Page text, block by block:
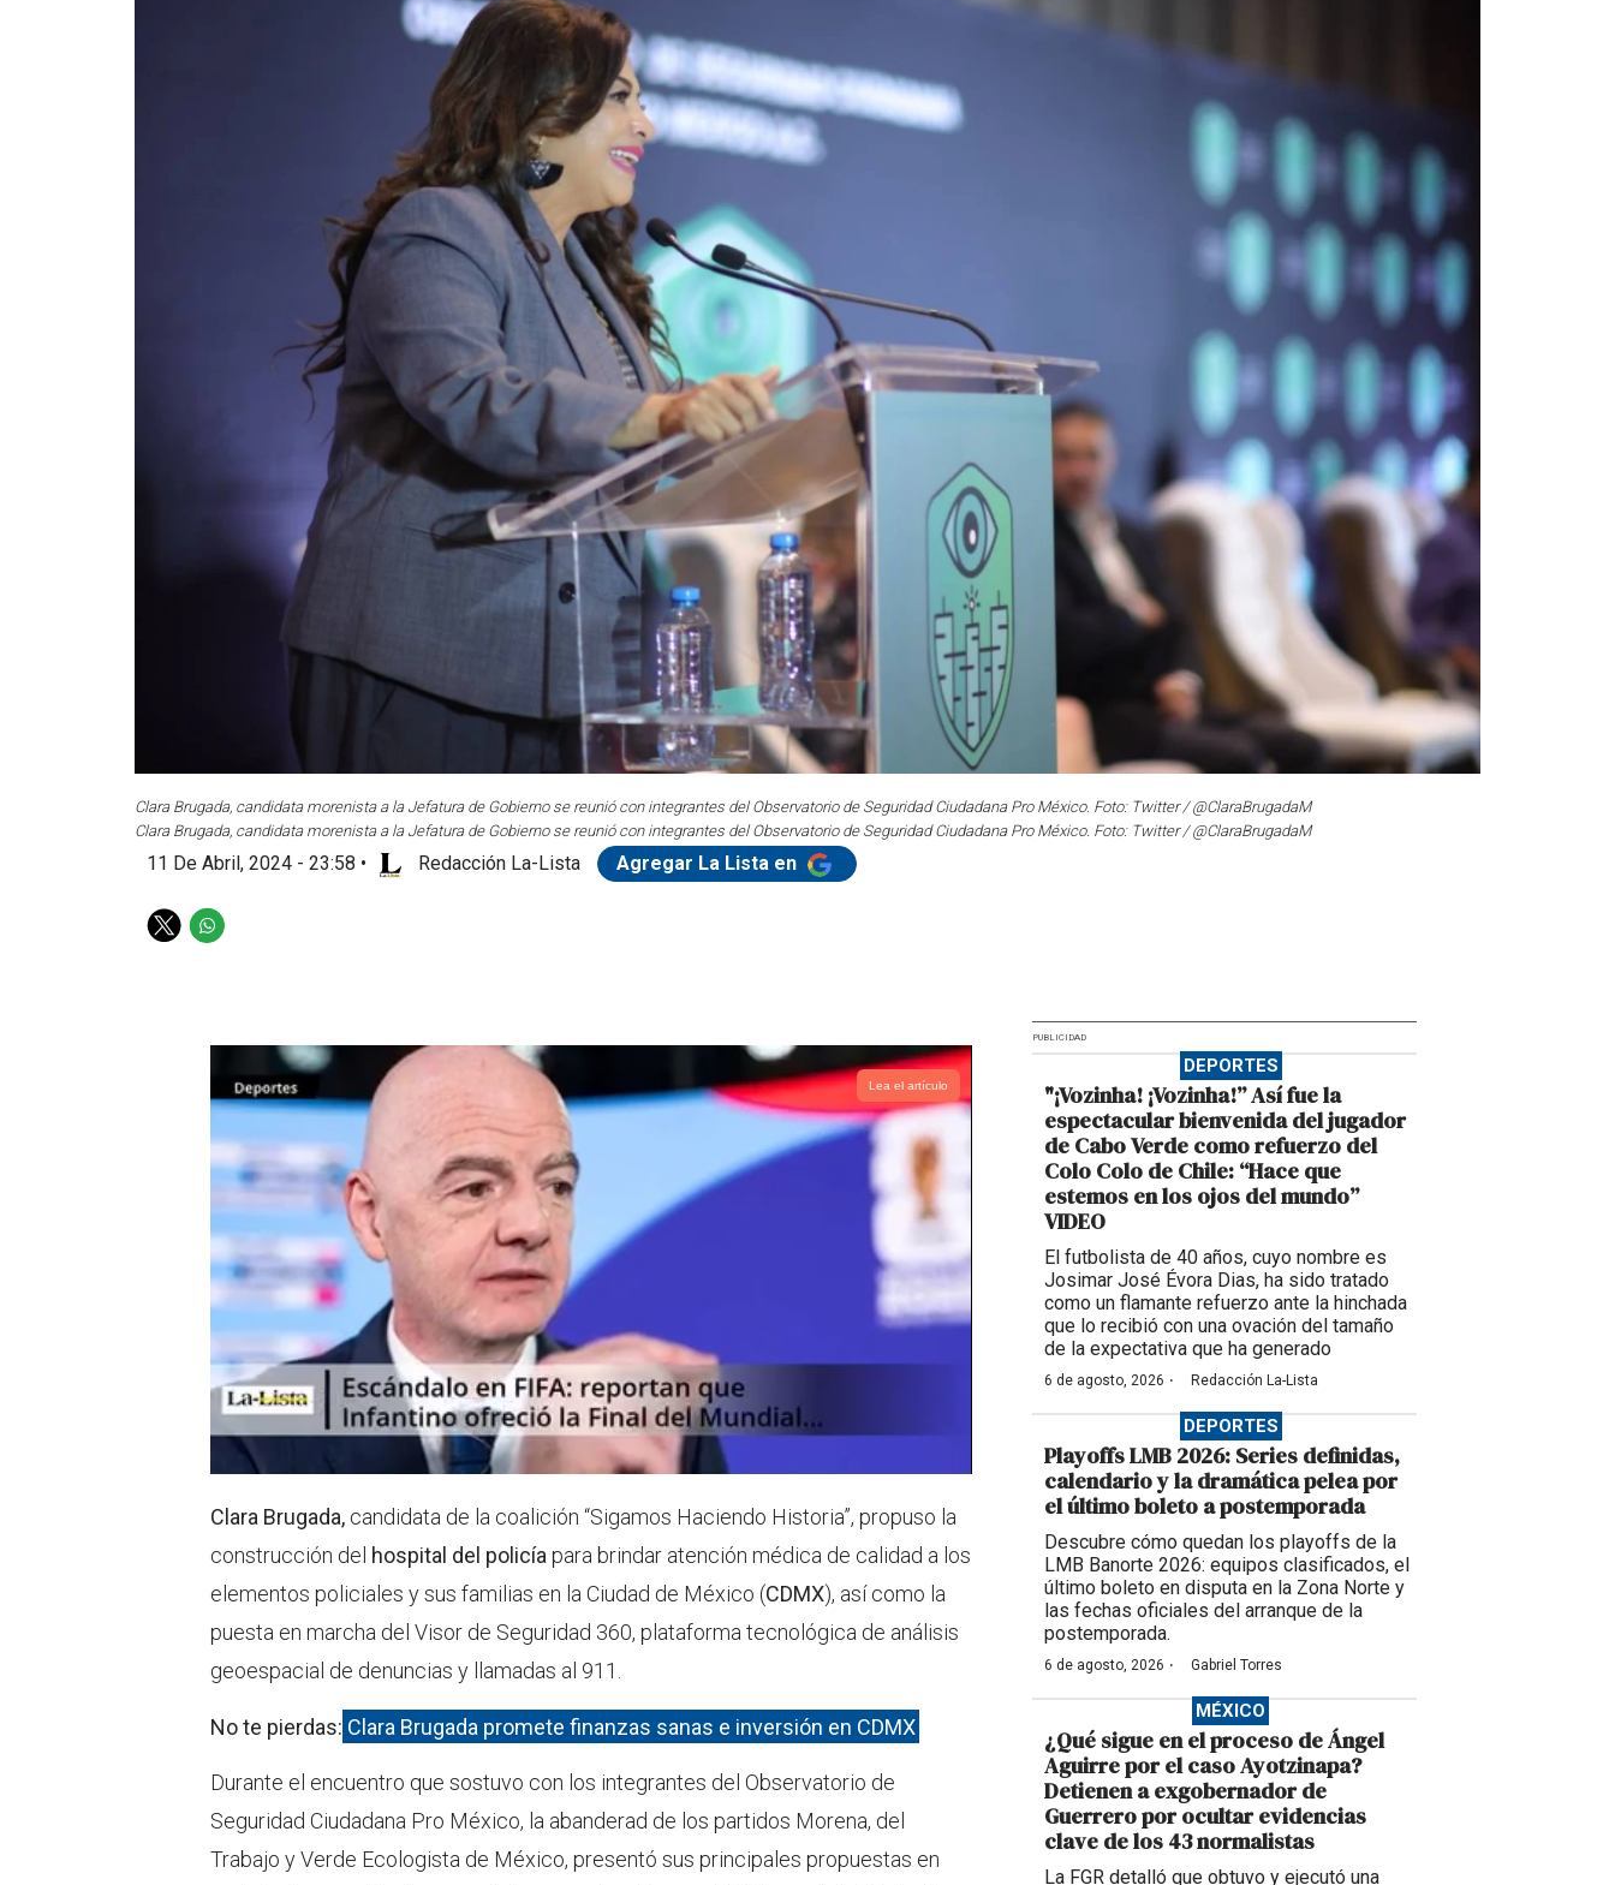
Clara Brugada, candidata morenista a la Jefatura de Gobierno se reunió con integrantes del Observatorio de Seguridad Ciudadana Pro México. Foto: Twitter / @ClaraBrugadaM
Clara Brugada, candidata morenista a la Jefatura de Gobierno se reunió con integrantes del Observatorio de Seguridad Ciudadana Pro México. Foto: Twitter / @ClaraBrugadaM
11 De Abril, 2024 - 23:58 • Redacción La-Lista Agregar La Lista en
T
W
p
Lea el artículo
Clara Brugada, candidata de la coalición “Sigamos Haciendo Historia”, propuso la
construcción del hospital del policía para brindar atención médica de calidad a los
elementos policiales y sus familias en la Ciudad de México (CDMX), así como la
puesta en marcha del Visor de Seguridad 360, plataforma tecnológica de análisis
geoespacial de denuncias y llamadas al 911.
No te pierdas: Clara Brugada promete finanzas sanas e inversión en CDMX
Durante el encuentro que sostuvo con los integrantes del Observatorio de
Seguridad Ciudadana Pro México, la abanderad de los partidos Morena, del
Trabajo y Verde Ecologista de México, presentó sus principales propuestas en
PUBLICIDAD
DEPORTES
"¡Vozinha! ¡Vozinha!” Así fue la
espectacular bienvenida del jugador
de Cabo Verde como refuerzo del
Colo Colo de Chile: “Hace que
estemos en los ojos del mundo”
VIDEO
El futbolista de 40 años, cuyo nombre es
Josimar José Évora Dias, ha sido tratado
como un flamante refuerzo ante la hinchada
que lo recibió con una ovación del tamaño
de la expectativa que ha generado
6 de agosto, 2026 · Redacción La-Lista
DEPORTES
Playoffs LMB 2026: Series definidas,
calendario y la dramática pelea por
el último boleto a postemporada
Descubre cómo quedan los playoffs de la
LMB Banorte 2026: equipos clasificados, el
último boleto en disputa en la Zona Norte y
las fechas oficiales del arranque de la
postemporada.
6 de agosto, 2026 · Gabriel Torres
MÉXICO
¿Qué sigue en el proceso de Ángel
Aguirre por el caso Ayotzinapa?
Detienen a exgobernador de
Guerrero por ocultar evidencias
clave de los 43 normalistas
La FGR detalló que obtuvo y ejecutó una